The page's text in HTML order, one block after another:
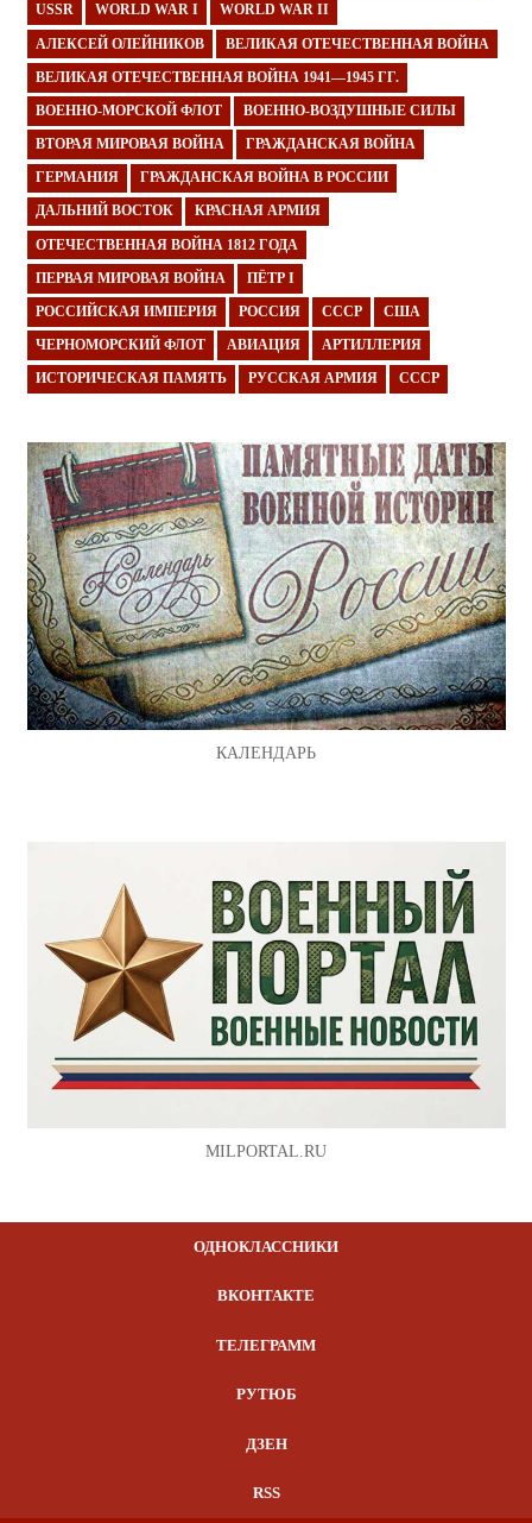
USSR WORLD WAR I WORLD WAR II
АЛЕКСЕЙ ОЛЕЙНИКОВ ВЕЛИКАЯ ОТЕЧЕСТВЕННАЯ ВОЙНА
ВЕЛИКАЯ ОТЕЧЕСТВЕННАЯ ВОЙНА 1941—1945 ГГ.
ВОЕННО-МОРСКОЙ ФЛОТ ВОЕННО-ВОЗДУШНЫЕ СИЛЫ
ВТОРАЯ МИРОВАЯ ВОЙНА ГРАЖДАНСКАЯ ВОЙНА
ГЕРМАНИЯ ГРАЖДАНСКАЯ ВОЙНА В РОССИИ
ДАЛЬНИЙ ВОСТОК КРАСНАЯ АРМИЯ
ОТЕЧЕСТВЕННАЯ ВОЙНА 1812 ГОДА
ПЕРВАЯ МИРОВАЯ ВОЙНА ПЁТР I
РОССИЙСКАЯ ИМПЕРИЯ РОССИЯ СССР США
ЧЕРНОМОРСКИЙ ФЛОТ АВИАЦИЯ АРТИЛЛЕРИЯ
ИСТОРИЧЕСКАЯ ПАМЯТЬ РУССКАЯ АРМИЯ СССР
КАЛЕНДАРЬ
MILPORTAL.RU
ОДНОКЛАССНИКИ
ВКОНТАКТЕ
ТЕЛЕГРАММ
РУТЮБ
ДЗЕН
RSS